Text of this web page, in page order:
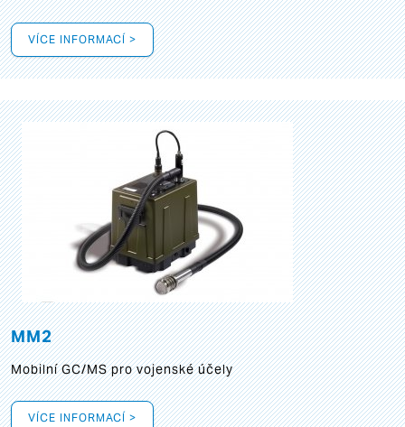
VÍCE INFORMACÍ >
MM2
Mobilní GC/MS pro vojenské účely
VÍCE INFORMACÍ >